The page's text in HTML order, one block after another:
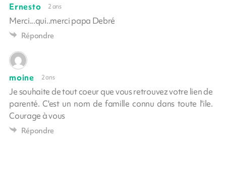
Ernesto 2 ans
Merci...qui..merci papa Debré
Répondre
moine 2 ans
Je souhaite de tout coeur que vous retrouvez votre lien de
parenté. C'est un nom de famille connu dans toute l'ile.
Courage à vous
Répondre